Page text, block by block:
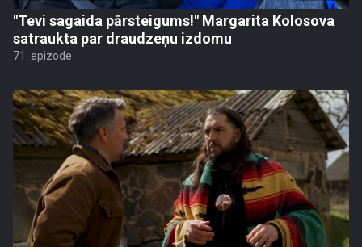
"Tevi sagaida pārsteigums!" Margarita Kolosova
satraukta par draudzeņu izdomu
71. epizode